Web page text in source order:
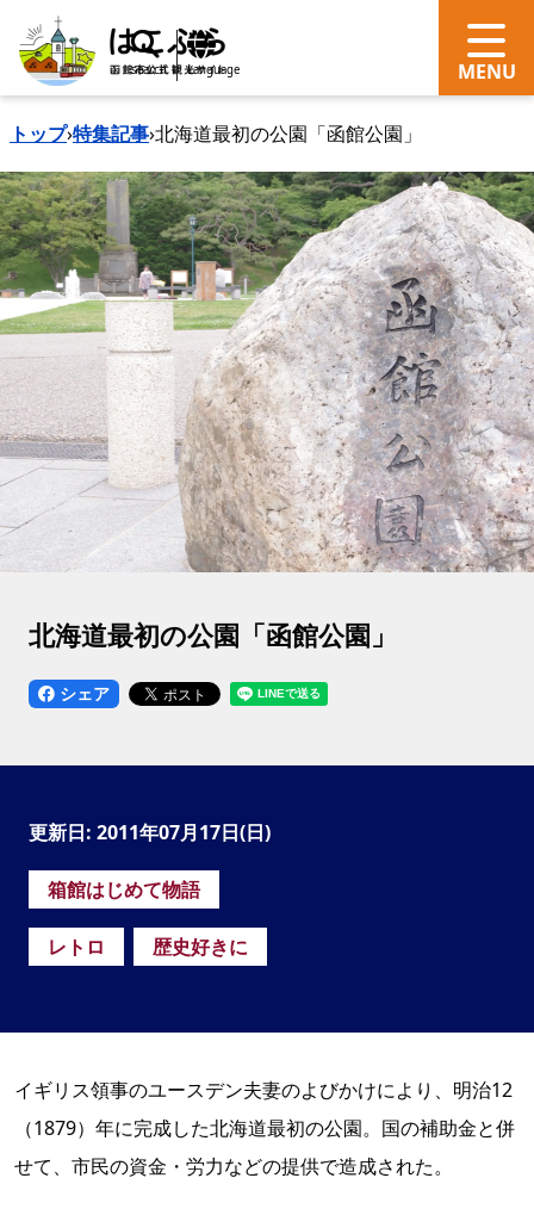
search Language
トップ›特集記事›北海道最初の公園「函館公園」
北海道最初の公園「函館公園」
シェア
更新日: 2011年07月17日(日)
箱館はじめて物語
レトロ 歴史好きに
イギリス領事のユースデン夫妻のよびかけにより、明治12
（1879）年に完成した北海道最初の公園。国の補助金と併
せて、市民の資金・労力などの提供で造成された。